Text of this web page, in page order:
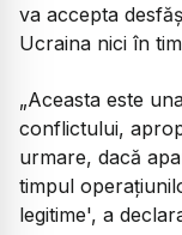
va accepta
Ucraina nici în
„Aceasta este
conflictului,
urmare, dacă
timpul
legitime', a